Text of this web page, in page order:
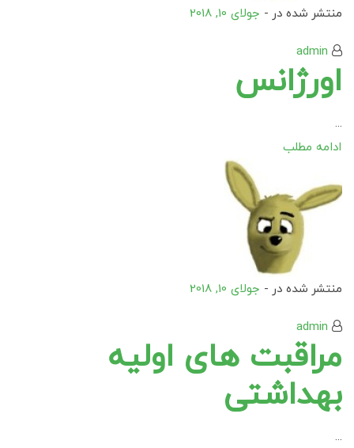
منتشر شده در - جولای 10, 2018
admin
اورژانس
...
ادامه مطلب
منتشر شده در - جولای 10, 2018
admin
مراقبت های اولیه
بهداشتی
...